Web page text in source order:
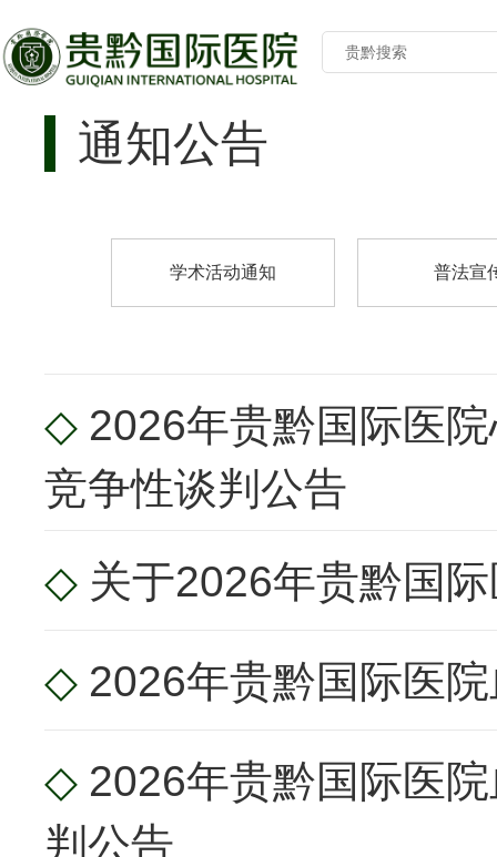
通知公告
学术活动通知 普法宣
◇ 2026年贵黔国际医
竞争性谈判公告
◇ 关于2026年贵黔国
◇ 2026年贵黔国际医
◇ 2026年贵黔国际医
判公告